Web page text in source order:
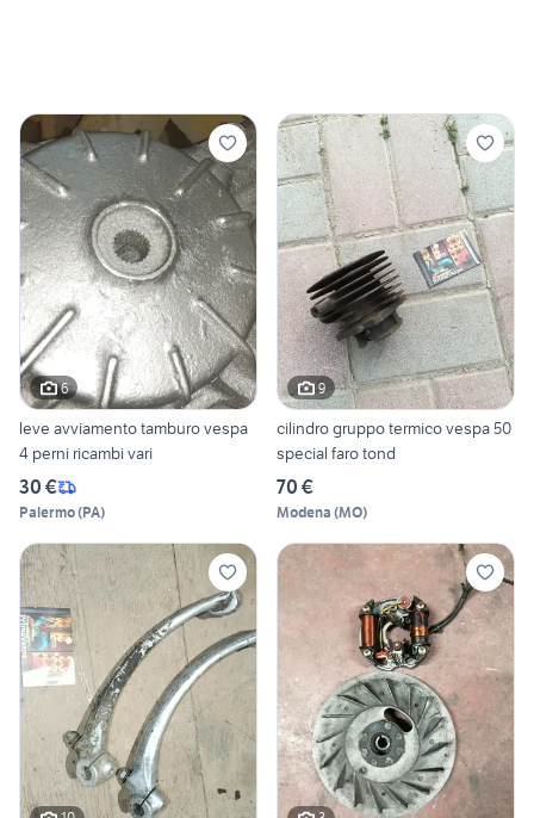
6
leve avviamento tamburo vespa
4 perni ricambi vari
30 €
Palermo(PA)
9
cilindro gruppo termico vespa 50
special faro tond
70 €
Modena (MO)